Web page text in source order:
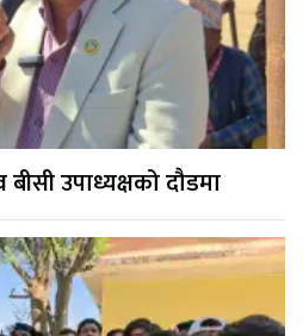
उपाध्यक्षको दौडमा